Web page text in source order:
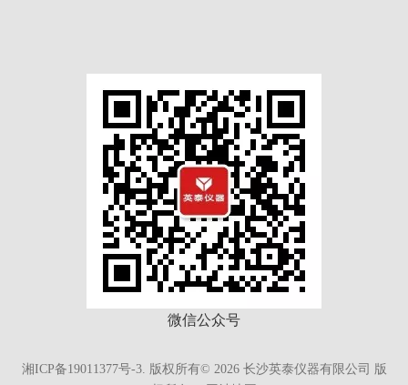
微信公众号
湘ICP备19011377号-3. 版权所有© 2026长沙英泰仪器有限公司 版